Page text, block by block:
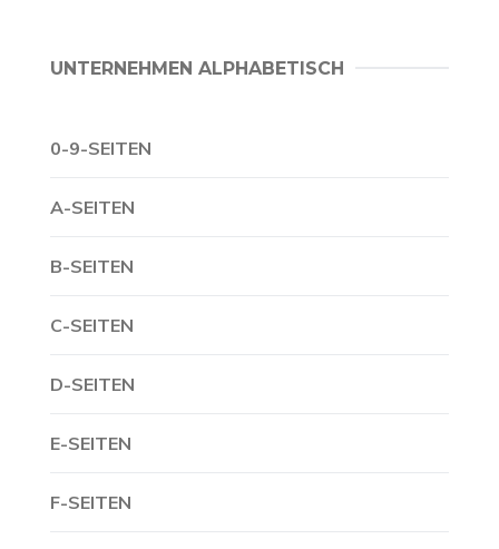
UNTERNEHMEN ALPHABETISCH
0-9-SEITEN
A-SEITEN
B-SEITEN
C-SEITEN
D-SEITEN
E-SEITEN
F-SEITEN